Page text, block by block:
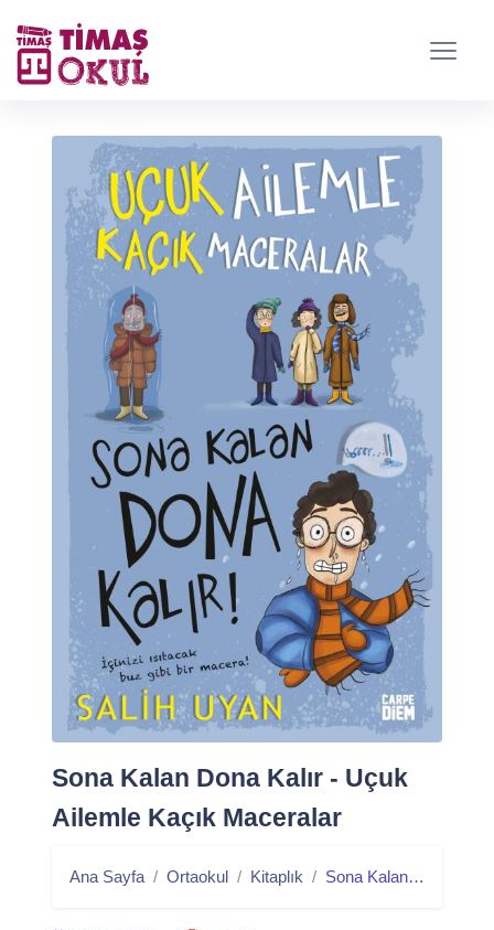
Sona Kalan Dona Kalır - Uçuk
Ailemle Kaçık Maceralar
Ana Sayfa Ortaokul Kitaplık Sona Kalan Dona Kalır - Uçuk Ailemle Kaçık Maceralar